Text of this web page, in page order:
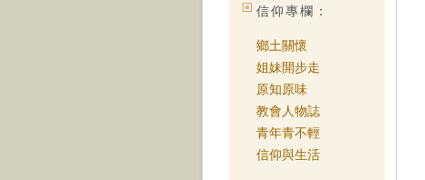
信仰專欄：
鄉土關懷
姐妹開步走
原知原味
教會人物誌
青年青不輕
信仰與生活